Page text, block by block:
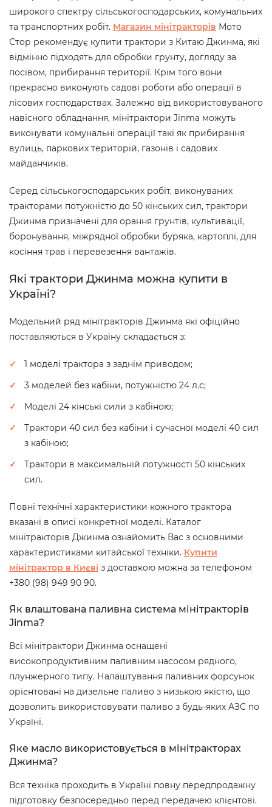
широкого спектру сільськогосподарських, комунальних
та транспортних робіт. Магазин мінітракторів Мото
Стор рекомендує купити трактори з Китаю Джинма, які
відмінно підходять для обробки грунту, догляду за
посівом, прибирання території. Крім того вони
прекрасно виконують садові роботи або операції в
лісових господарствах. Залежно від використовуваного
навісного обладнання, мінітрактори Jinma можуть
виконувати комунальні операції такі як прибирання
вулиць, паркових територій, газонів і садових
майданчиків.
Серед сільськогосподарських робіт, виконуваних
тракторами потужністю до 50 кінських сил, трактори
Джинма призначені для орання грунтів, культивації,
боронування, міжрядної обробки буряка, картоплі, для
косіння трав і перевезення вантажів.
Які трактори Джинма можна купити в
Україні?
Модельний ряд мінітракторів Джинма які офіційно
поставляються в Україну складається з:
1 моделі трактора з заднім приводом;
3 моделей без кабіни, потужністю 24 л.с;
Моделі 24 кінські сили з кабіною;
Трактори 40 сил без кабіни і сучасної моделі 40 сил
з кабіною;
Трактори в максимальній потужності 50 кінських
сил.
Повні технічні характеристики кожного трактора
вказані в описі конкретної моделі. Каталог
мінітракторів Джинма ознайомить Вас з основними
характеристиками китайської техніки. Купити
мінітрактор в Києві з доставкою можна за телефоном
+380 (98) 949 90 90.
Як влаштована паливна система мінітракторів
Jinma?
Всі мінітрактори Джинма оснащені
високопродуктивним паливним насосом рядного,
плунжерного типу. Налаштування паливних форсунок
орієнтовані на дизельне паливо з низькою якістю, що
дозволить використовувати паливо з будь-яких АЗС по
Україні.
Яке масло використовується в мінітракторах
Джинма?
Вся техніка проходить в Україні повну передпродажну
підготовку безпосередньо перед передачею клієнтові.